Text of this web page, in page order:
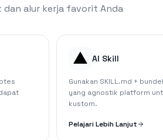
dan alur kerja favorit Anda
AI Skill
Gunakan SKILL.md +
yang agnostik platform
kustom.
Pelajari Lebih Lanjut